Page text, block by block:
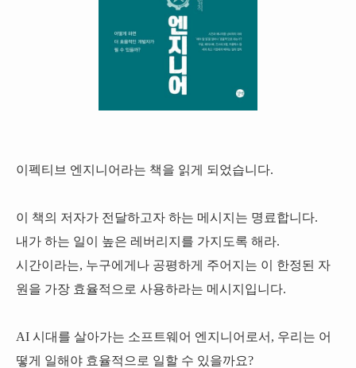
이펙티브 엔지니어라는 책을 읽게 되었습니다.
이 책의 저자가 전달하고자 하는 메시지는 명료합니다.
내가 하는 일이 높은 레버리지를 가지도록 해라.
시간이라는, 누구에게나 공평하게 주어지는 이 한정된 자
원을 가장 효율적으로 사용하라는 메시지입니다.
AI 시대를 살아가는 소프트웨어 엔지니어로서, 우리는 어
떻게 일해야 효율적으로 일할 수 있을까요?